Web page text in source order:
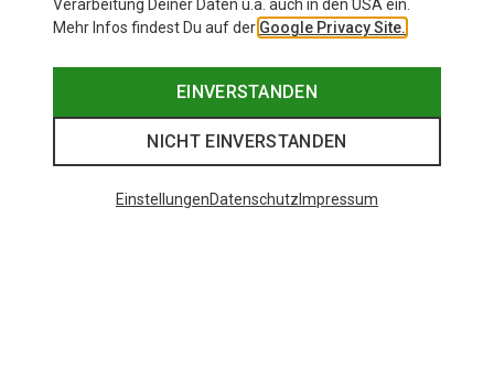
Verarbeitung Deiner Daten u.a. auch in den USA ein.
Mehr Infos findest Du auf der Google Privacy Site.
EINVERSTANDEN
NICHT EINVERSTANDEN
EinstellungenDatenschutz Impressum